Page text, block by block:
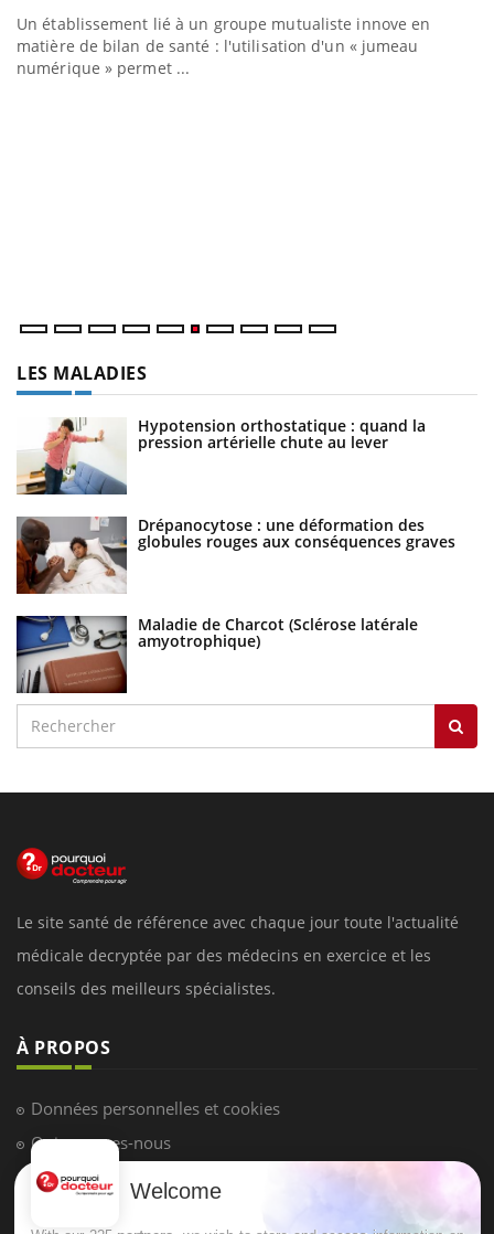
Un établissement lié à un groupe mutualiste innove en
matière de bilan de santé : l'utilisation d'un « jumeau
numérique » permet ...
LES MALADIES
Hypotension orthostatique : quand la
pression artérielle chute au lever
Drépanocytose : une déformation des
globules rouges aux conséquences graves
Maladie de Charcot (Sclérose latérale
amyotrophique)
Le site santé de référence avec chaque jour toute l'actualité
médicale decryptée par des médecins en exercice et les
conseils des meilleurs spécialistes.
À PROPOS
Données personnelles et cookies
Qui sommes-nous
Conditions d'utilisation
Welcome